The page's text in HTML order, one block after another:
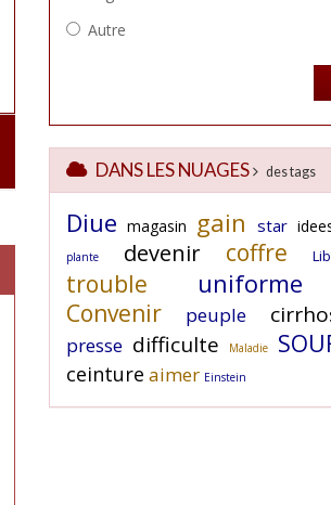
DANS LES NUAGES des tags
Diue magasin gain star
plante devenir coffre
trouble uniforme
Convenir peuple
presse difficulte Maladie
ceinture aimer Einstein